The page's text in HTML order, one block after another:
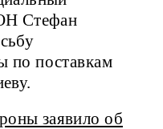
Стефан
по поставкам
заявило об